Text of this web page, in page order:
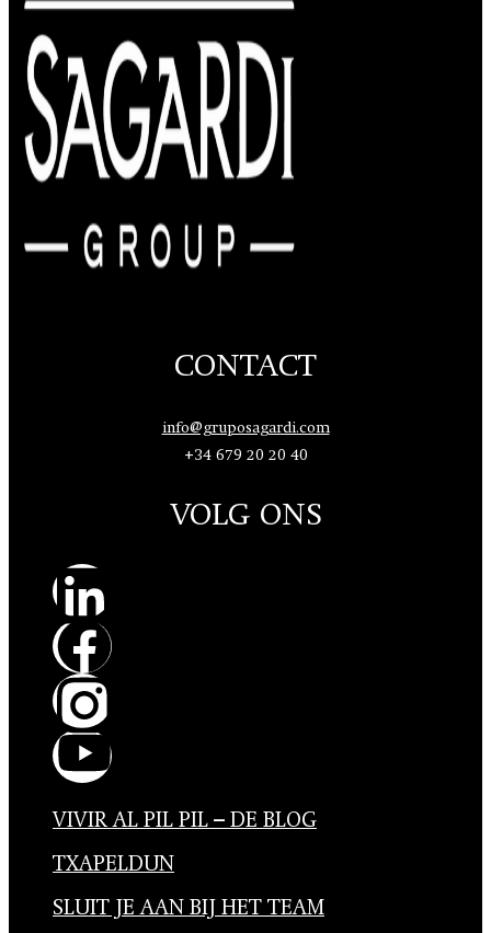
CONTACT
info@gruposagardi.com
+34 679 20 20 40
VOLG ONS
VIVIR AL PIL PIL – DE BLOG
TXAPELDUN
SLUIT JE AAN BIJ HET TEAM